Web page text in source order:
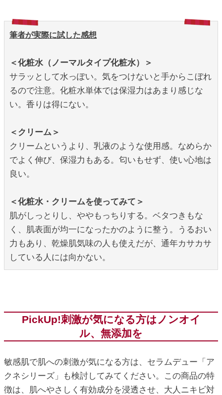
筆者が実際に試した感想
＜化粧水（ノーマルタイプ化粧水）＞
サラッとして水っぽい。気をつけないと手からこぼれ
るので注意。化粧水単体では保湿力はあまり感じな
い。香りは得にない。
＜クリーム＞
クリームというより、乳液のような使用感。なめらか
でよく伸び、保湿力もある。匂いもせず、使い心地は
良い。
＜化粧水・クリームを使ってみて＞
肌がしっとりし、ややもっちりする。ベタつきもな
く、肌表面が均一になったかのように整う。うるおい
力もあり、乾燥肌気味の人も使えだが、通年カサカサ
している人には向かない。
PickUp!刺激が気になる方はノンオイ
ル、無添加を
敏感肌で肌への刺激が気になる方は、セラムデュー「ア
クネシリーズ」も検討してみてください。この商品の特
徴は、肌へやさしく有効成分を浸透させ、大人ニキビ対